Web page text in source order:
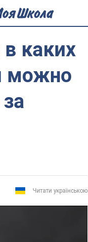
каких
можно
Читати українською